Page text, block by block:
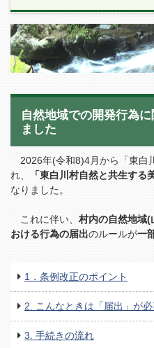
自然地域での開発行為
ました
2026年(令和8)4月から「東白
れ、
「東白川村自然と共生する
なりました。
これに伴い、 村内の自然地域(
おける行為の届出のルールが一
1．条例改正のポイント
2. こんなときは「届出」が
3. 手続きの流れ